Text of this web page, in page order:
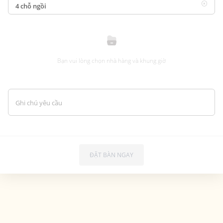
Bạn vui lòng chọn nhà hàng và khung giờ
Ghi chú yêu cầu
ĐẶT BÀN NGAY